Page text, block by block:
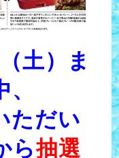
土）ま
ただい
ら抽選